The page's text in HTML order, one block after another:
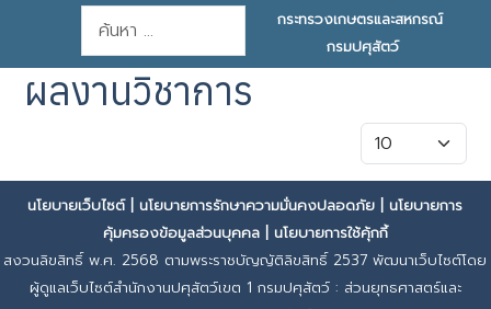
การค้นหา
กระทรวงเกษตรและสหกรณ์
กรมปศุสัตว์
ผลงานวิชาการ
แสดง #
นโยบายเว็บไซต์| นโยบายการรักษาความมั่นคงปลอดภัย
นโยบายการ
คุ้มครองข้อมูลส่วนบุคคล| นโยบายการใช้คุ้กกี้
สงวนลิขสิทธิ์ พ.ศ. 2568 ตามพระราชบัญญัติลิขสิทธิ์ 2537 พัฒนาเว็บไซต์โดย
ผู้ดูแลเว็บไซต์สำนักงานปศุสัตว์เขต 1 กรมปศุสัตว์ : ส่วนยุทธศาสตร์และ